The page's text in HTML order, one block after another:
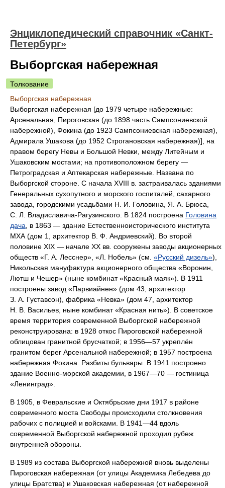
Энциклопедический справочник «Санкт-
Петербург»
Выборгская набережная
Толкование
Выборгская набережная
Выборгская набережная [до 1979 четыре набережные:
Арсенальная, Пироговская (до 1898 часть Сампсониевской
набережной), Фокина (до 1923 Сампсониевская набережная),
Адмирала Ушакова (до 1952 Строгановская набережная)], на
правом берегу Невы и Большой Невки, между Литейным и
Ушаковским мостами; на противоположном берегу —
Петроградская и Аптекарская набережные. Названа по
Выборгской стороне. С начала XVIII в. застраивалась зданиями
Генеральных сухопутного и морского госпиталей, сахарного
завода, городскими усадьбами Н. И. Головина, Я. А. Брюса,
С. Л. Владиславича-Рагузинского. В 1824 построена Головина
дача , в 1863 — здание Естественноисторического института
МХА (дом 1, архитектор В. Ф. Андриевский). Во второй
половине XIX — начале XX вв. сооружены заводы акционерных
обществ «Г. А. Лесснер», «Л. Нобель» (см. «Русский дизель»),
Никольская мануфактура акционерного общества «Воронин,
Лютш и Чешер» (ныне комбинат «Красный маяк»). В 1911
построены завод «Парвиайнен» (дом 43, архитектор
З. А. Густавсон), фабрика «Невка» (дом 47, архитектор
Н. В. Васильев, ныне комбинат «Красная нить»). В советское
время территория современной Выборгской набережной
реконструирована: в 1928 откос Пироговской набережной
облицован гранитной брусчаткой; в 1956—57 укреплён
гранитом берег Арсенальной набережной; в 1957 построена
набережная Фокина. Разбиты бульвары. В 1941 построено
здание Военно-морской академии, в 1967—70 — гостиница
«Ленинград».
В 1905, в Февральские и Октябрьские дни 1917 в районе
современного моста Свободы происходили столкновения
рабочих с полицией и войсками. В 1941—44 вдоль
современной Выборгской набережной проходил рубеж
внутренней обороны.
В 1989 из состава Выборгской набережной вновь выделены
Пироговская набережная (от улицы Академика Лебедева до
улицы Братства) и Ушаковская набережная (от набережной